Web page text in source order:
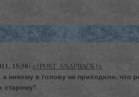
15:58) <{POST_SNAPBACK}>
никому в голову не приходило, что
старому?